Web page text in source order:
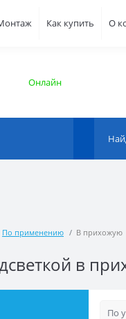
Как купить О
Онлайн
По применению В прихожую
в